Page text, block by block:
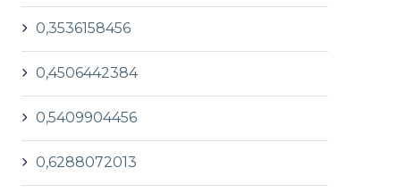
0,3536158456
0,4506442384
0,5409904456
0,6288072013